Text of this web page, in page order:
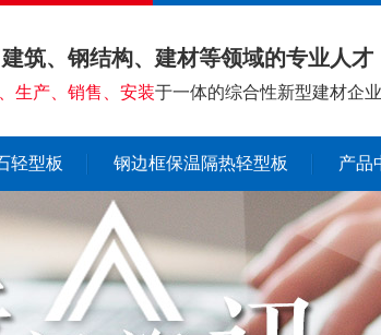
筑、钢结构、建材等领域的专业人才
生产、销售、安装于一体的综合性新型建材企业
轻型板 钢边框保温隔热轻型板 产品